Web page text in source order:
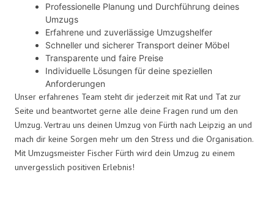
Professionelle Planung und Durchführung deines
Umzugs
Erfahrene und zuverlässige Umzugshelfer
Schneller und sicherer Transport deiner Möbel
Transparente und faire Preise
Individuelle Lösungen für deine speziellen
Anforderungen
Unser erfahrenes Team steht dir jederzeit mit Rat und Tat zur
Seite und beantwortet gerne alle deine Fragen rund um den
Umzug. Vertrau uns deinen Umzug von Fürth nach Leipzig an und
mach dir keine Sorgen mehr um den Stress und die Organisation.
Mit Umzugsmeister Fischer Fürth wird dein Umzug zu einem
unvergesslich positiven Erlebnis!